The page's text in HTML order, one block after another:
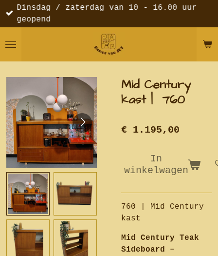
Ga
direct
de
Dinsdag / zaterdag van 10 - 16.00 uur
geopend
Mid Century
kast | 760
€ 1.195,00
In
winkelwagen
760 | Mid Century
kast
Mid Century Teak
Sideboard –